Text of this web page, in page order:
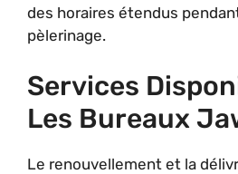
des horaires étendus
pèlerinage.
Services
Les Bureaux
Le renouvellement et la